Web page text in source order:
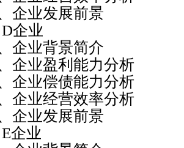
发展前景
企业
背景简介
盈利能力分析
偿债能力分析
经营效率分析
发展前景
企业